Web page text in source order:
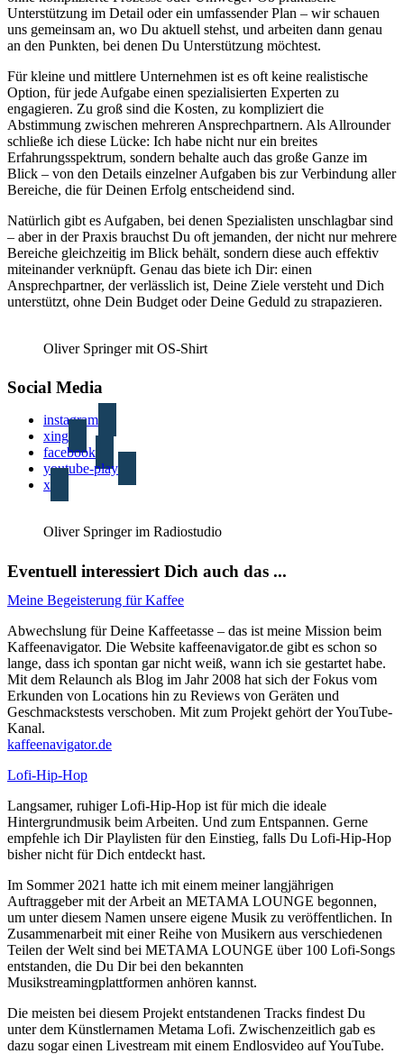
Unterstützung im Detail oder ein umfassender Plan – wir schauen
uns gemeinsam an, wo Du aktuell stehst, und arbeiten dann genau
an den Punkten, bei denen Du Unterstützung möchtest.
Für kleine und mittlere Unternehmen ist es oft keine realistische
Option, für jede Aufgabe einen spezialisierten Experten zu
engagieren. Zu groß sind die Kosten, zu kompliziert die
Abstimmung zwischen mehreren Ansprechpartnern. Als Allrounder
schließe ich diese Lücke: Ich habe nicht nur ein breites
Erfahrungsspektrum, sondern behalte auch das große Ganze im
Blick – von den Details einzelner Aufgaben bis zur Verbindung aller
Bereiche, die für Deinen Erfolg entscheidend sind.
Natürlich gibt es Aufgaben, bei denen Spezialisten unschlagbar sind
– aber in der Praxis brauchst Du oft jemanden, der nicht nur mehrere
Bereiche gleichzeitig im Blick behält, sondern diese auch effektiv
miteinander verknüpft. Genau das biete ich Dir: einen
Ansprechpartner, der verlässlich ist, Deine Ziele versteht und Dich
unterstützt, ohne Dein Budget oder Deine Geduld zu strapazieren.
Oliver Springer mit OS-Shirt
Social Media
instagram
xing
facebook
youtube-play
x
Oliver Springer im Radiostudio
Eventuell interessiert Dich auch das ...
Meine Begeisterung für Kaffee
Abwechslung für Deine Kaffeetasse – das ist meine Mission beim
Kaffeenavigator. Die Website kaffeenavigator.de gibt es schon so
lange, dass ich spontan gar nicht weiß, wann ich sie gestartet habe.
Mit dem Relaunch als Blog im Jahr 2008 hat sich der Fokus vom
Erkunden von Locations hin zu Reviews von Geräten und
Geschmackstests verschoben. Mit zum Projekt gehört der YouTube-
Kanal.
kaffeenavigator.de
Lofi-Hip-Hop
Langsamer, ruhiger Lofi-Hip-Hop ist für mich die ideale
Hintergrundmusik beim Arbeiten. Und zum Entspannen. Gerne
empfehle ich Dir Playlisten für den Einstieg, falls Du Lofi-Hip-Hop
bisher nicht für Dich entdeckt hast.
Im Sommer 2021 hatte ich mit einem meiner langjährigen
Auftraggeber mit der Arbeit an METAMA LOUNGE begonnen,
um unter diesem Namen unsere eigene Musik zu veröffentlichen. In
Zusammenarbeit mit einer Reihe von Musikern aus verschiedenen
Teilen der Welt sind bei METAMA LOUNGE über 100 Lofi-Songs
entstanden, die Du Dir bei den bekannten
Musikstreamingplattformen anhören kannst.
Die meisten bei diesem Projekt entstandenen Tracks findest Du
unter dem Künstlernamen Metama Lofi. Zwischenzeitlich gab es
dazu sogar einen Livestream mit einem Endlosvideo auf YouTube.